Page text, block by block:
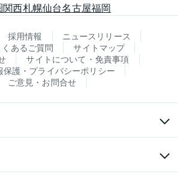
関西札幌仙台名古屋福岡
採用情報
ニュースリリース
あるご質問
サイトマップ
サイトについて・免責事項
保護・プライバシーポリシー
ご意見・お問合せ
入